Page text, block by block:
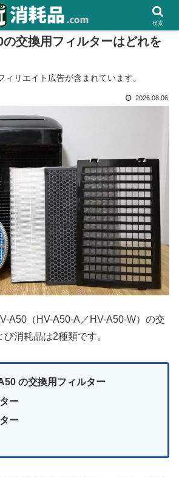
交換用フィルターはどれを
ィリエイト広告が含まれています。
2026.08.06
A50（HV-A50-A／HV-A50-W）の交
消耗品は2種類です。
の交換用フィルター
ー
ー
検索